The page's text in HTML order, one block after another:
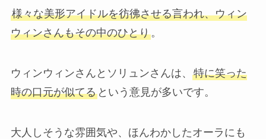
様々な美形アイドルを彷彿させる言われ、ウィン
ウィンさんもその中のひとり。
ウィンウィンさんとソリュンさんは、 特に笑った
時の口元が似てるという意見が多いです。
大人しそうな雰囲気や、ほんわかしたオーラにも